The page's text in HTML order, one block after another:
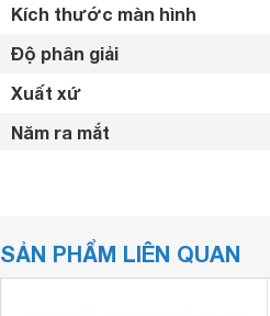
Thiết kế tinh tế, hiện đại
Tivi Toshiba 49 inch
Kích thước màn hình
Độ phân giải
Xuất xứ
Năm ra mắt
Cổng HDMI
SẢN PHẨM LIÊN QUAN